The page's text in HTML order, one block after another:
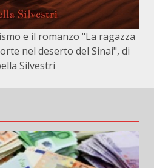
e il romanzo "La ragazza
nel deserto del Sinai", di
Silvestri